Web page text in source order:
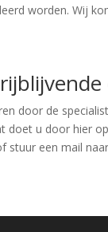
worden. Wij
door de
doet u door hier
stuur een mail